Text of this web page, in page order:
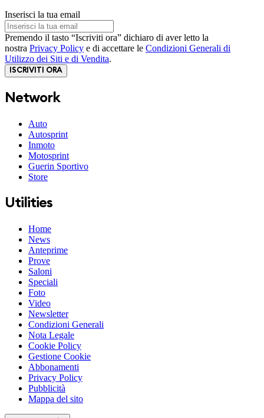
Inserisci la tua email
Premendo il tasto “Iscriviti ora” dichiaro di aver letto la
nostra Privacy Policy e di accettare le Condizioni Generali di
Utilizzo dei Siti e di Vendita.
ISCRIVITI ORA
Network
Auto
Autosprint
Inmoto
Motosprint
Guerin Sportivo
Store
Utilities
Home
News
Anteprime
Prove
Saloni
Speciali
Foto
Video
Newsletter
Condizioni Generali
Nota Legale
Cookie Policy
Gestione Cookie
Abbonamenti
Privacy Policy
Pubblicità
Mappa del sito